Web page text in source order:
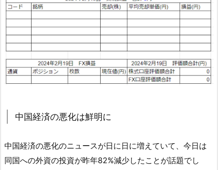
中国経済の悪化は鮮明に
中国経済の悪化のニュースが日に日に増えていて、今日は
同国への外資の投資が昨年82%減少したことが話題でし